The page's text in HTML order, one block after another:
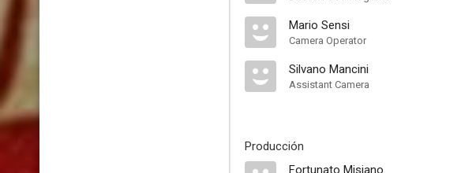
Mario Sensi
Camera Operator
Silvano Mancini
Assistant Camera
Producción
Fortunato Misiano